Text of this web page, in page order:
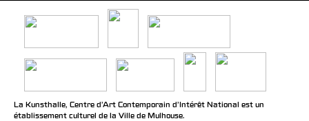
La Kunsthalle, Centre d’Art Contemporain d’Intérêt National est un
établissement culturel de la Ville de Mulhouse.